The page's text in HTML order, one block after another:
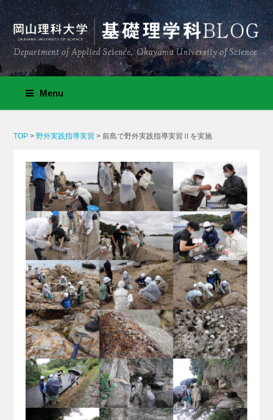
Menu
TOP >野外実践指導実習 >前島で野外実践指導実習Ⅱを実施